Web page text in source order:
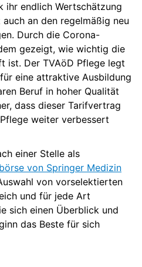
ihr endlich Wertschätzung
an den regelmäßig neu
Durch die Corona-
gezeigt, wie wichtig die
ist. Der TVAöD Pflege legt
eine attraktive Ausbildung
Beruf in hoher Qualität
dass dieser Tarifvertrag
weiter verbessert
einer Stelle als
von Springer Medizin
von vorselektierten
und für jede Art
sich einen Überblick und
das Beste für sich